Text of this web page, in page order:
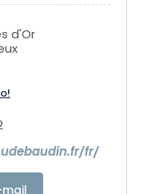
dei nostri antenati,
Scoprite la nostra
ottenuti
d'Or
fr/